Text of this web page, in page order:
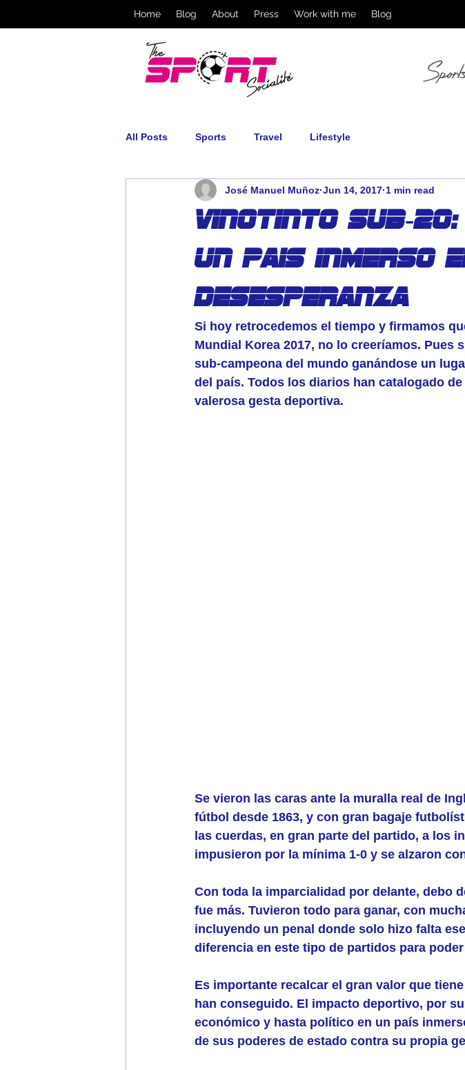
Home Blog About Press Work with me Blog
All Posts Sports Travel Lifestyle
Vinotinto Sub-
un pais inmerso
desesperanza
José Manuel Muñoz Jun 14, 2017 1 min read
Si hoy retrocedemos el tiempo y firmamos
Mundial Korea 2017, no lo creeríamos. Pues
sub-campeona del mundo ganándose un
del país. Todos los diarios han catalogado
valerosa gesta deportiva.
Se vieron las caras ante la muralla real de
fútbol desde 1863, y con gran bagaje
las cuerdas, en gran parte del partido, a los
impusieron por la mínima 1-0 y se alzaron
Con toda la imparcialidad por delante, debo
fue más. Tuvieron todo para ganar, con
incluyendo un penal donde solo hizo falta
diferencia en este tipo de partidos para
Es importante recalcar el gran valor que
han conseguido. El impacto deportivo, por
económico y hasta político en un país
de sus poderes de estado contra su propia